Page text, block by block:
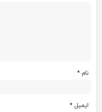
نام *
ایمیل *